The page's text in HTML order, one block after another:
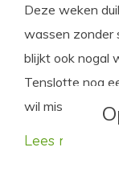
Deze weken
wassen zonder
blijkt ook nogal
Tenslotte nog
wil missen als je
Lees meer